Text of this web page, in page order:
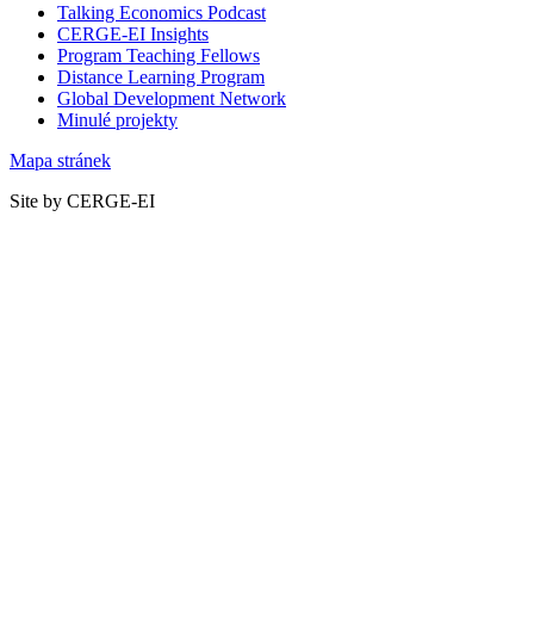
Talking Economics Podcast
CERGE-EI Insights
Program Teaching Fellows
Distance Learning Program
Global Development Network
Minulé projekty
Mapa stránek
Site by CERGE-EI